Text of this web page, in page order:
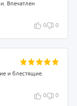
Впечатлен
0 0
и блестящие.
0 0